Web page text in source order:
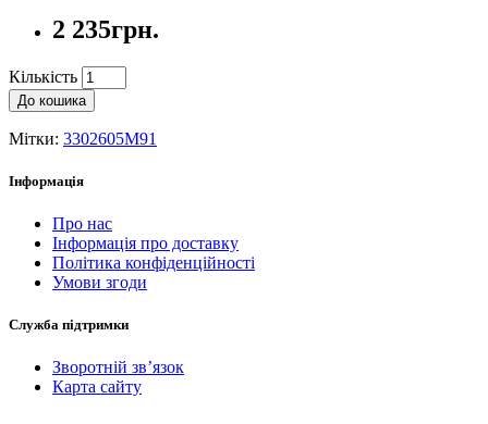
2 235грн.
Кількість
До кошика
Мітки: 3302605M91
Інформація
Про нас
Інформація про доставку
Політика конфіденційності
Умови згоди
Служба підтримки
Зворотній зв’язок
Карта сайту